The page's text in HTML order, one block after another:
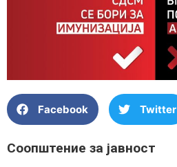
Facebook Twitter
Соопштение за јавност